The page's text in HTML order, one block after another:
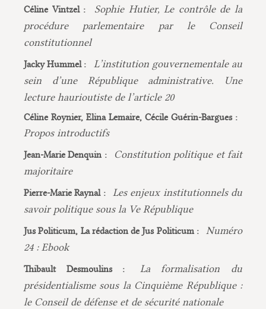
Céline Vintzel :
Sophie Hutier, Le contrôle de la
procédure parlementaire par le Conseil
constitutionnel
Jacky Hummel :
L’institution gouvernementale au
sein d’une République administrative. Une
lecture haurioutiste de l’article 20
Céline Roynier, Elina Lemaire, Cécile Guérin-Bargues :
Propos introductifs
Jean-Marie Denquin :
Constitution politique et fait
majoritaire
Pierre-Marie Raynal :
Les enjeux institutionnels du
savoir politique sous la Ve République
Jus Politicum, La rédaction de Jus Politicum :
Numéro
24 : Ebook
Thibault Desmoulins :
La formalisation du
présidentialisme sous la Cinquième République :
le Conseil de défense et de sécurité nationale